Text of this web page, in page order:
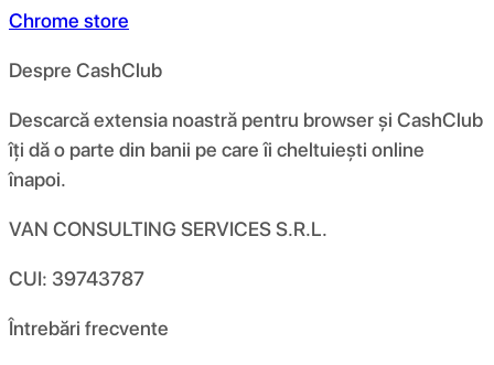
Chrome store
Despre CashClub
Descarcă extensia noastră pentru browser și CashClub
îți dă o parte din banii pe care îi cheltuiești online
înapoi.
VAN CONSULTING SERVICES S.R.L.
CUI: 39743787
Întrebări frecvente